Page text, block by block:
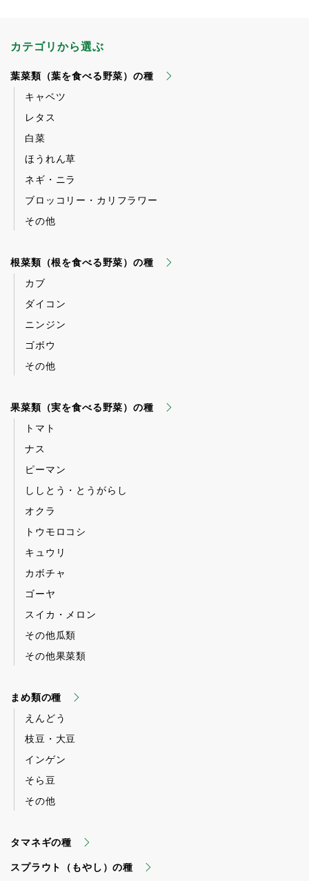
カテゴリから選ぶ
葉菜類（葉を食べる野菜）の種
キャベツ
レタス
白菜
ほうれん草
ネギ・ニラ
ブロッコリー・カリフラワー
その他
根菜類（根を食べる野菜）の種
カブ
ダイコン
ニンジン
ゴボウ
その他
果菜類（実を食べる野菜）の種
トマト
ナス
ピーマン
ししとう・とうがらし
オクラ
トウモロコシ
キュウリ
カボチャ
ゴーヤ
スイカ・メロン
その他瓜類
その他果菜類
まめ類の種
えんどう
枝豆・大豆
インゲン
そら豆
その他
タマネギの種
スプラウト（もやし）の種